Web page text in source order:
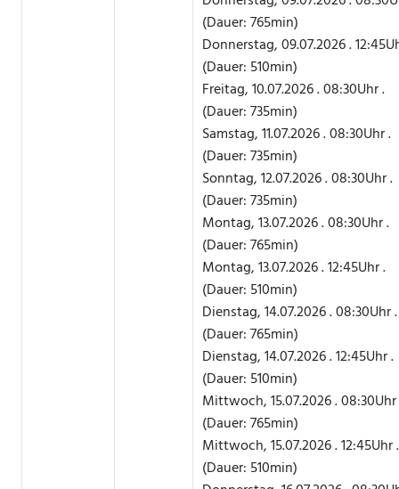
(Dauer: 765min)
Donnerstag, 09.07.2026 .
(Dauer: 510min)
Freitag, 10.07.2026 . 08:30Uhr .
(Dauer: 735min)
Samstag, 11.07.2026 . 08:30Uhr .
(Dauer: 735min)
Sonntag, 12.07.2026 . 08:30Uhr .
(Dauer: 735min)
Montag, 13.07.2026 . 08:30Uhr .
(Dauer: 765min)
Montag, 13.07.2026 . 12:45Uhr .
(Dauer: 510min)
Dienstag, 14.07.2026 . 08:30Uhr .
(Dauer: 765min)
Dienstag, 14.07.2026 . 12:45Uhr .
(Dauer: 510min)
Mittwoch, 15.07.2026 . 08:30Uhr
(Dauer: 765min)
Mittwoch, 15.07.2026 . 12:45Uhr .
(Dauer: 510min)